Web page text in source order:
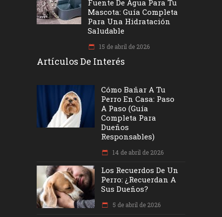
Fuente De Agua Para Tu
Mascota: Guía Completa
Para Una Hidratación
Saludable
15 de abril de 2026
Artículos De Interés
Cómo Bañar A Tu
Perro En Casa: Paso
A Paso (Guía
Completa Para
Dueños
Responsables)
14 de abril de 2026
Los Recuerdos De Un
Perro: ¿recuerdan A
Sus Dueños?
5 de abril de 2026